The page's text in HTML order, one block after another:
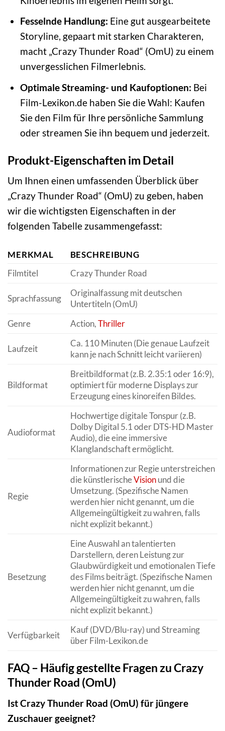
Fesselnde Handlung: Eine gut ausgearbeitete
Storyline, gepaart mit starken Charakteren,
macht „Crazy Thunder Road“ (OmU) zu einem
unvergesslichen Filmerlebnis.
Optimale Streaming- und Kaufoptionen: Bei
Film-Lexikon.de haben Sie die Wahl: Kaufen
Sie den Film für Ihre persönliche Sammlung
oder streamen Sie ihn bequem und jederzeit.
Produkt-Eigenschaften im Detail
Um Ihnen einen umfassenden Überblick über
„Crazy Thunder Road“ (OmU) zu geben, haben
wir die wichtigsten Eigenschaften in der
folgenden Tabelle zusammengefasst:
MERKMAL
BESCHREIBUNG
Filmtitel
Crazy Thunder Road
Sprachfassung
Originalfassung mit deutschen
Untertiteln (OmU)
Genre
Action,Thriller
Laufzeit
Ca. 110 Minuten (Die genaue Laufzeit
kann je nach Schnitt leicht variieren)
Bildformat
Breitbildformat (z.B. 2.35:1 oder 16:9),
optimiert für moderne Displays zur
Erzeugung eines kinoreifen Bildes.
Audioformat
Hochwertige digitale Tonspur (z.B.
Dolby Digital 5.1 oder DTS-HD Master
Audio), die eine immersive
Klanglandschaft ermöglicht.
Regie
Informationen zur Regie unterstreichen
die künstlerischeVisionund die
Umsetzung. (Spezifische Namen
werden hier nicht genannt, um die
Allgemeingültigkeit zu wahren, falls
nicht explizit bekannt.)
Besetzung
Eine Auswahl an talentierten
Darstellern, deren Leistung zur
Glaubwürdigkeit und emotionalen Tiefe
des Films beiträgt. (Spezifische Namen
werden hier nicht genannt, um die
Allgemeingültigkeit zu wahren, falls
nicht explizit bekannt.)
Verfügbarkeit
Kauf (DVD/Blu-ray) und Streaming
über Film-Lexikon.de
FAQ – Häufig gestellte Fragen zu Crazy
Thunder Road (OmU)
Ist Crazy Thunder Road (OmU) für jüngere
Zuschauer geeignet?